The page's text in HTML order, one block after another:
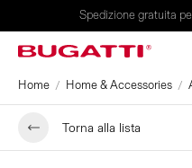
Spedizione gratuita
Home Home & Accessories
Torna alla lista